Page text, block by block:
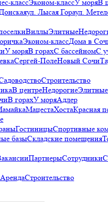
классЭконом-классУ моряВ
ул. Лысая Гораул.
ВиллыЭлитные
Эконом-классДома в
У моряВ горахС бассейномС
Сергей-ПолеНовый Сочи
Строительство
В центреНедорогиеЭлитные
В горахУ моряАдлер
МацестаХостаКрасная
ГостиницыСпортивные
базыСкладские помещения
ПартнерыСотрудники
АрендаСтроительство